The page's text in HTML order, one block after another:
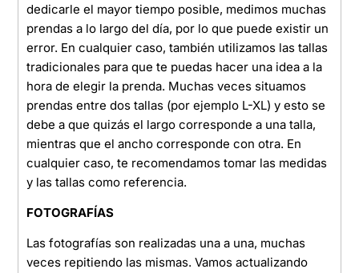
dedicarle el mayor tiempo posible, medimos muchas
prendas a lo largo del día, por lo que puede existir un
error. En cualquier caso, también utilizamos las tallas
tradicionales para que te puedas hacer una idea a la
hora de elegir la prenda. Muchas veces situamos
prendas entre dos tallas (por ejemplo L-XL) y esto se
debe a que quizás el largo corresponde a una talla,
mientras que el ancho corresponde con otra. En
cualquier caso, te recomendamos tomar las medidas
y las tallas como referencia.
FOTOGRAFÍAS
Las fotografías son realizadas una a una, muchas
veces repitiendo las mismas. Vamos actualizando